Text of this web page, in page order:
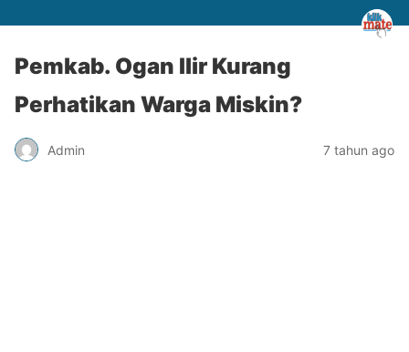
Pemkab. Ogan Ilir Kurang
Perhatikan Warga Miskin?
Admin 7 tahun ago